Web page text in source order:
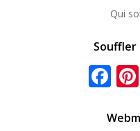
Qui
Souffler